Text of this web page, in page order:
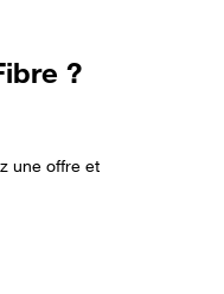
?
une offre et